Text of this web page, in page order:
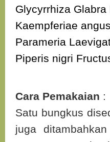
Glycyrrhiza Glabra
Kaempferiae
Parameria
Piperis nigri
Cara Pemakaian :
Satu bungkus
juga